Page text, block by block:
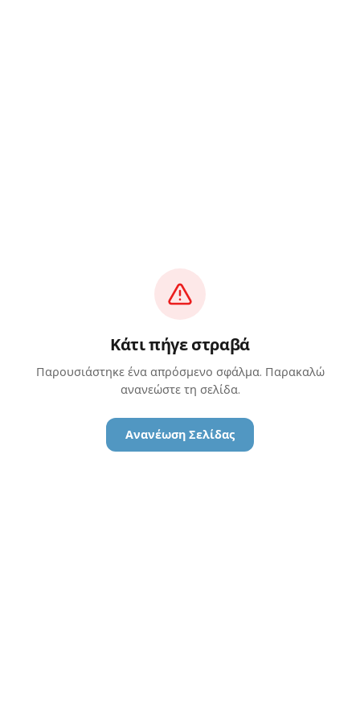
Κάτι πήγε στραβά
Παρουσιάστηκε ένα απρόσμενο σφάλμα. Παρακαλώ
ανανεώστε τη σελίδα.
Ανανέωση Σελίδας